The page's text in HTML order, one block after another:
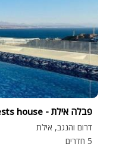
פבלה אילת - Pavella Guests house
דרום והנגב, אילת
5 חדרים